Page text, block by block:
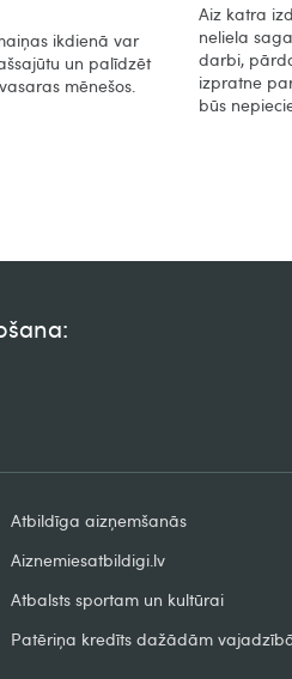
ikdienā var
un palīdzēt
mēnešos.
Aiz katra
neliela
darbi,
izpratne
būs
Atbildīga aizņemšanās
Aiznemiesatbildigi.lv
Atbalsts sportam un kultūrai
Patēriņa kredīts dažādām